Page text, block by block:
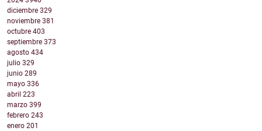
diciembre 329
noviembre 381
octubre 403
septiembre 373
agosto 434
julio 329
junio 289
mayo 336
abril 223
marzo 399
febrero 243
enero 201